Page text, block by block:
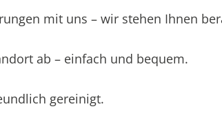
mit uns – wir stehen Ihnen
ab – einfach und bequem.
gereinigt.